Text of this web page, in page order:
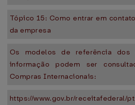
Tópico 15: Como entrar em
da empresa
Os modelos de referência
informação podem ser
Compras Internacionais:
https://www.gov.br/receitafederal/